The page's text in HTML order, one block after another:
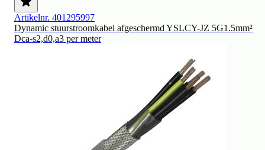
Artikelnr. 401295997
Dynamic stuurstroomkabel afgeschermd YSLCY-JZ 5G1.5mm²
Dca-s2,d0,a3 per meter